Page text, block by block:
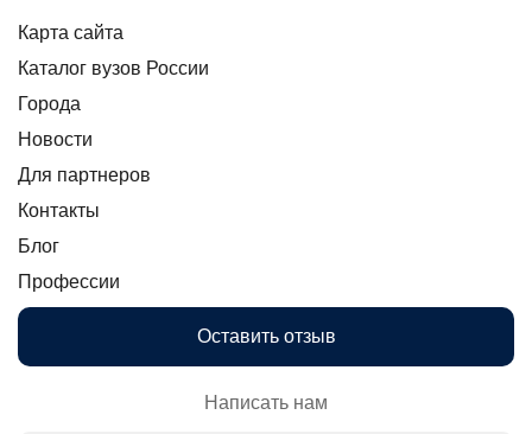
Карта сайта
Каталог вузов России
Города
Новости
Для партнеров
Контакты
Блог
Профессии
Оставить отзыв
Написать нам